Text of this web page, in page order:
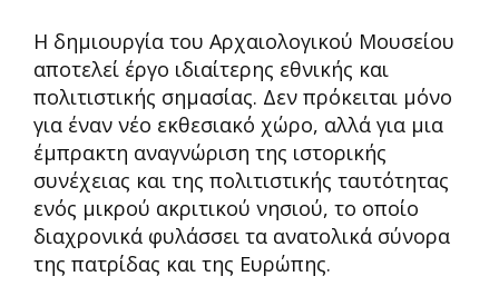
Η δημιουργία του Αρχαιολογικού Μουσείου
αποτελεί έργο ιδιαίτερης εθνικής και
πολιτιστικής σημασίας. Δεν πρόκειται μόνο
για έναν νέο εκθεσιακό χώρο, αλλά για μια
έμπρακτη αναγνώριση της ιστορικής
συνέχειας και της πολιτιστικής ταυτότητας
ενός μικρού ακριτικού νησιού, το οποίο
διαχρονικά φυλάσσει τα ανατολικά σύνορα
της πατρίδας και της Ευρώπης.